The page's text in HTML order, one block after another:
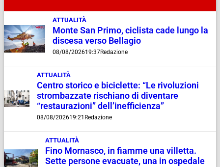
ATTUALITÀ
Monte San Primo, ciclista cade lungo la
discesa verso Bellagio
08/08/202619:37Redazione
ATTUALITÀ
Centro storico e biciclette: “Le rivoluzioni
strombazzate rischiano di diventare
“restaurazioni” dell’inefficienza”
08/08/202619:21 Redazione
ATTUALITÀ
Fino Mornasco, in fiamme una villetta.
Sette persone evacuate, una in ospedale